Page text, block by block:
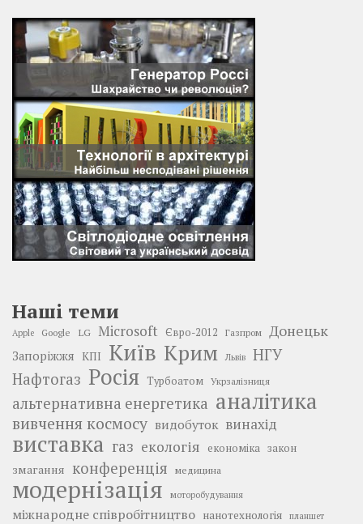
Наші теми
Apple Google LG Microsoft Євро-2012 Газпром Донецьк
Запоріжжя КПІ Київ Крим Львів
НГУ
Нафтогаз Росія Турбоатом Укрзалізниця
альтернативна енергетика аналітика
вивчення космосу видобуток винахід
виставка газ екологія економіка закон
змагання конференція медицина
модернізація моторобудування
міжнародне співробітництво нанотехнологія планшет